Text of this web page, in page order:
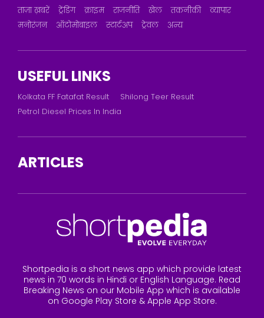
ताज़ा ख़बरें ट्रेंडिंग क्राइम राजनीति खेल तकनीकी
व्यापार
मनोरंजन
ऑटोमोबाइल स्टार्टअप ट्रेवल अन्य
USEFUL LINKS
Kolkata FF Fatafat Result
Shilong Teer Result
Petrol Diesel Prices In India
ARTICLES
Shortpedia is a short news app which provide latest
news in 70 words in Hindi or English Language. Read
Breaking News on our Mobile App which is available
on Google Play Store & Apple App Store.